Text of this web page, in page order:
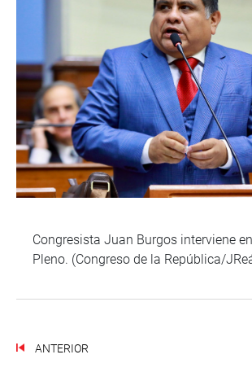
Congresista Juan Burgos interviene
Pleno. (Congreso de la República/
ANTERIOR